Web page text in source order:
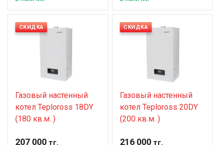
СКИДКА
Газовый настенный
котел Teploross 18DY
(180 кв.м. )
207 000 тг.
СКИДКА
Газовый настенный
котел Teploross 20DY
(200 кв.м. )
216 000тг.